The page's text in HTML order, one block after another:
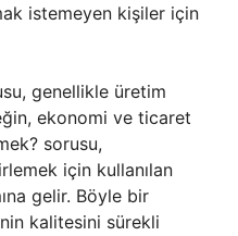
istemeyen kişiler için
genellikle üretim
ekonomi ve ticaret
sorusu,
için kullanılan
gelir. Böyle bir
kalitesini sürekli